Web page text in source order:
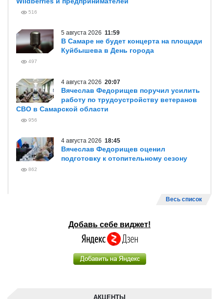
516
5 августа 2026 11:59
В Самаре не будет концерта на площади
Куйбышева в День города
497
4 августа 2026 20:07
Вячеслав Федорищев поручил усилить
работу по трудоустройству ветеранов
СВО в Самарской области
956
4 августа 2026 18:45
Вячеслав Федорищев оценил
подготовку к отопительному сезону
862
Весь список
Добавь себе виджет!
АКЦЕНТЫ